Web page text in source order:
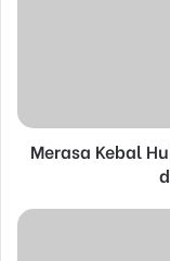
d
s
Merasa Kebal